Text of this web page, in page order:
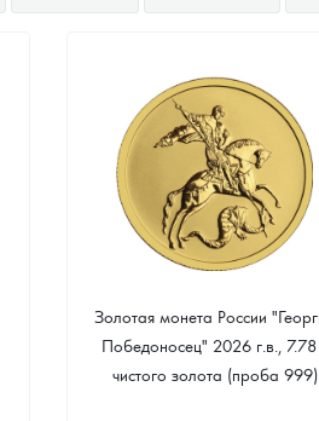
Золотая монета России
Победоносец" 2026 г.в., 7.78
чистого золота (проба 999)